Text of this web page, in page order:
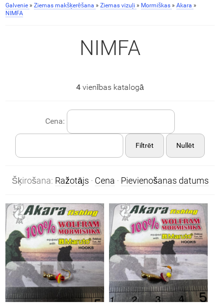
Galvenie » Ziemas makšķerēšana » Ziemas vizuļi » Mormiškas » Akara »
NIMFA
NIMFA
4 vienības katalogā
Cena:
Filtrēt Nullēt
Šķirošana: Ražotājs · Cena · Pievienošanas datums